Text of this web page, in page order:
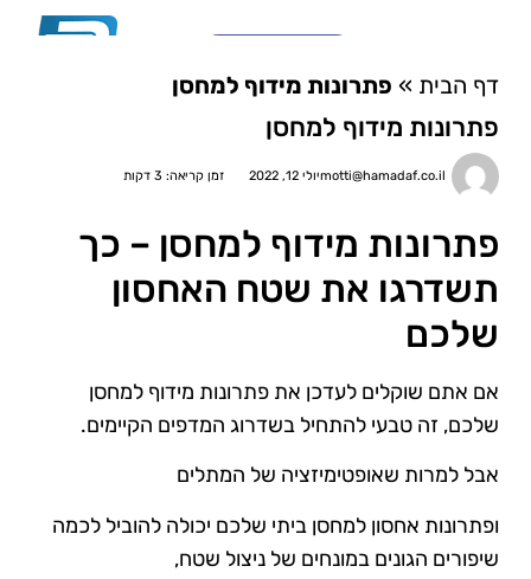
דף הבית » פתרונות מידוף למחסן
פתרונות מידוף למחסן
motti@hamadaf.co.ilיולי 12, 2022 זמן קריאה: 3 דקות
פתרונות מידוף למחסן – כך
תשדרגו את שטח האחסון
שלכם
אם אתם שוקלים לעדכן את פתרונות מידוף למחסן
שלכם, זה טבעי להתחיל בשדרוג המדפים הקיימים.
אבל למרות שאופטימיזציה של המתלים
ופתרונות אחסון למחסן ביתי שלכם יכולה להוביל לכמה
שיפורים הגונים במונחים של ניצול שטח,